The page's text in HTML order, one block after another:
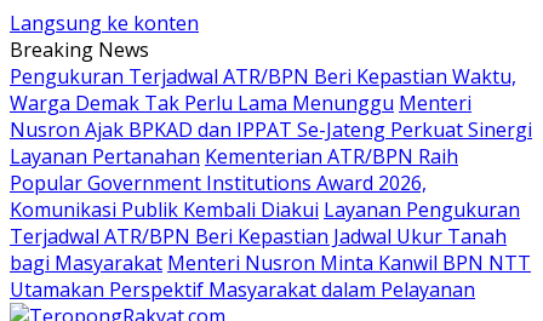
Langsung ke konten
Breaking News
Pengukuran Terjadwal ATR/BPN Beri Kepastian Waktu,
Warga Demak Tak Perlu Lama Menunggu Menteri
Nusron Ajak BPKAD dan IPPAT Se-Jateng Perkuat Sinergi
Layanan Pertanahan Kementerian ATR/BPN Raih
Popular Government Institutions Award 2026,
Komunikasi Publik Kembali Diakui Layanan Pengukuran
Terjadwal ATR/BPN Beri Kepastian Jadwal Ukur Tanah
bagi Masyarakat Menteri Nusron Minta Kanwil BPN NTT
Utamakan Perspektif Masyarakat dalam Pelayanan